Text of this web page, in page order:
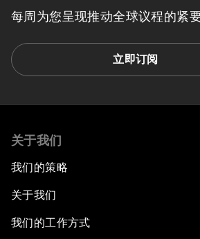
每周为您呈现推动全球议程的紧
立即订阅
关于我们
我们的策略
关于我们
我们的工作方式